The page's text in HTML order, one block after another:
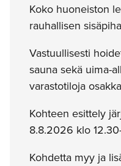
Koko huoneiston
rauhallisen
Vastuullisesti
sauna sekä uima-
varastotiloja
Kohteen esittely
8.8.2026 klo
Kohdetta myy ja